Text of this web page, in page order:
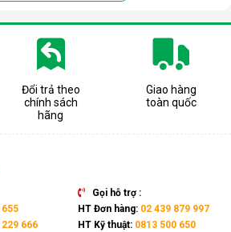
lý hoạt động của
máy lọc nước RO gồm:
bỏ bụi bẩn, cặn, rong rêu, mùi hôi,
Đổi trả theo
chính sách
hãng
Giao hàng
toàn quốc
655
229 666
Gọi hỗ trợ :
HT Đơn hàng: 02 439 879 997
HT Kỹ thuật: 0813 500 650